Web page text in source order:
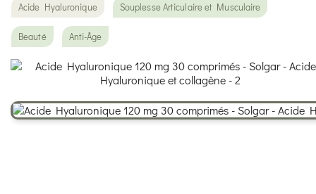
Acide Hyaluronique Souplesse Articulaire et Musculaire
Beauté Anti-Âge